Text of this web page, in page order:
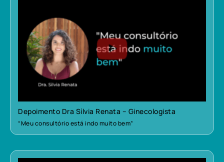
Depoimento Dra Sílvia Renata – Ginecologista
“Meu consultório está indo muito bem”